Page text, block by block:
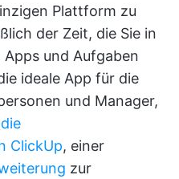
Plattform zu
der Zeit, die Sie in
und Aufgaben
ideale App für die
und Manager,
ClickUp, einer
zur